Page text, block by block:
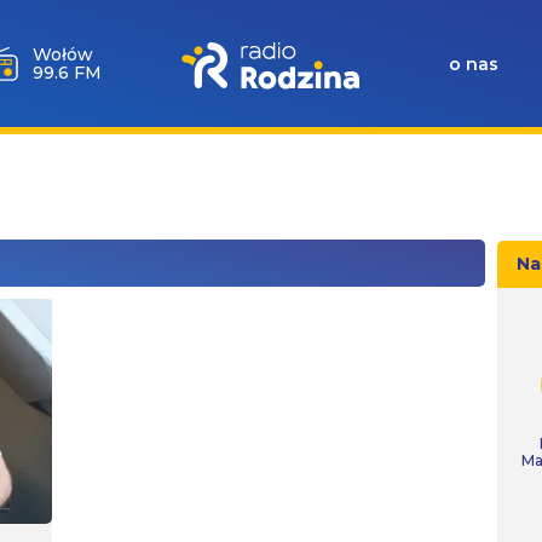
Wołów
99.6 FM
o nas